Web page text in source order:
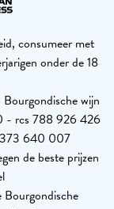
consumeer met
onder de 18
wijn
- rcs 788 926 426
640 007
de beste prijzen
Bourgondische